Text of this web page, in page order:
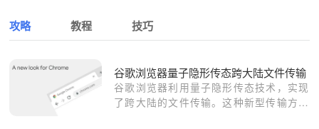
攻略 教程 技巧
谷歌浏览器量子隐形传态跨大陆文件传输
谷歌浏览器利用量子隐形传态技术，实现
了跨大陆的文件传输。这种新型传输方式